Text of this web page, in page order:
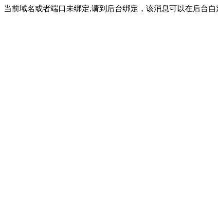
当前域名或者端口未绑定,请到后台绑定，该消息可以在后台自